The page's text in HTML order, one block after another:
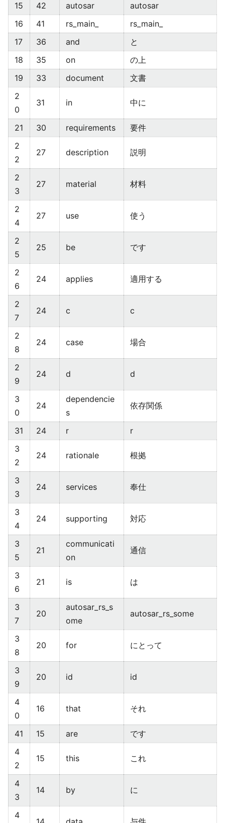
15
42 autosar
autosar
16
41 rs_main_
rs_main_
17
36 and
と
18
35 on
の上
19
33 document
文書
2
0
31 in 中に
21 30 requirements
要件
2
2
27 description 説明
2
3
27 material 材料
2
4
27 use 使う
2
5
25 be です
2
6
24 applies 適用する
2
7
24 c c
2
8
24 case 場合
2
9
24 d d
3
0
24
dependencie
s
依存関係
31 24 r
r
3
2
24 rationale 根拠
3
3
24 services 奉仕
3
4
24 supporting 対応
3
5
21
communicati
on
通信
3
6
21 is は
3
7
20
autosar_rs_s
ome
autosar_rs_some
3
8
20 for にとって
3
9
20 id id
4
0
16 that それ
41 15 are
です
4
2
15 this これ
4
3
14 by に
4